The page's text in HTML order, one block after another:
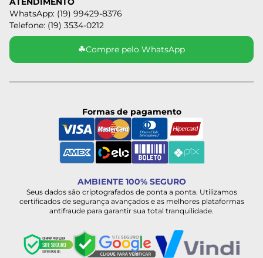
WhatsApp: (19) 99429-8376
Telefone: (19) 3534-0212
☘Compre pelo WhatsApp
Formas de pagamento
AMBIENTE 100% SEGURO
Seus dados são criptografados de ponta a ponta. Utilizamos
certificados de segurança avançados e as melhores plataformas
antifraude para garantir sua total tranquilidade.